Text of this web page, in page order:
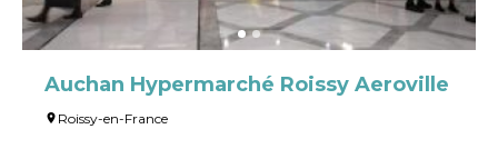
Auchan Hypermarché Roissy Aeroville
Roissy-en-France
Leaflet| ©